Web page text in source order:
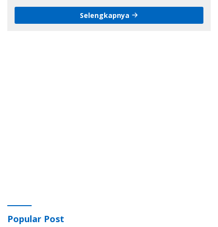
Selengkapnya
Popular Post